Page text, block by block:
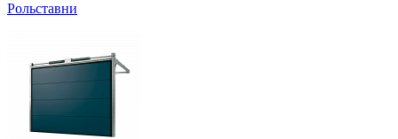
Рольставни